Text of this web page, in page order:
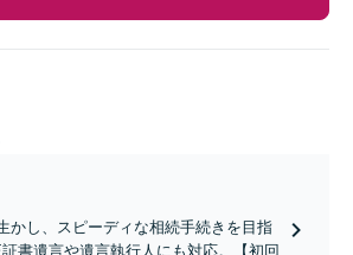
かし、スピーディな相続手続きを目指
書遺言や遺言執行人にも対応。【初回